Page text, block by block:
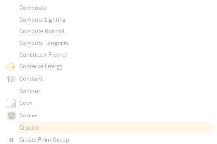
Composite
Compute Lighting
Compute Normal
Compute Tangents
Conductor Fresnel
Conserve Energy
Constant
Contour
Copy
Cosine
Crackle
Create Point Group